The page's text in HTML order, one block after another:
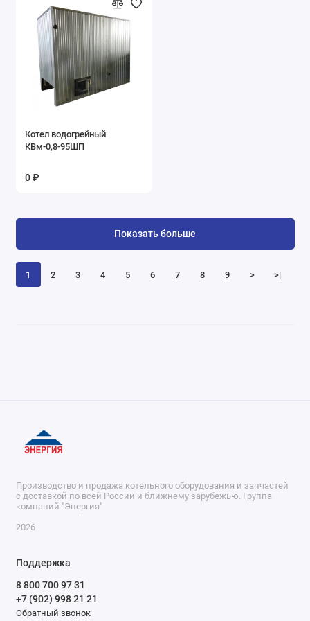
Котел водогрейный
КВм-0,8-95ШП
0 ₽
1 2 3 4 5 6 7 8 9 > >|
Показать больше
Производство и продажа котельного оборудования и запчастей
с доставкой по всей России и ближнему зарубежью. Группа
компаний "Энергия"
2026
Поддержка
8 800 700 97 31
+7 (902) 998 21 21
Обратный звонок